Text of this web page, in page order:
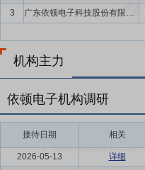
3
广东依顿电子科技股份有限公司
机构主力
依顿电子机构调研
接待日期 相关
2026-05-13 详细